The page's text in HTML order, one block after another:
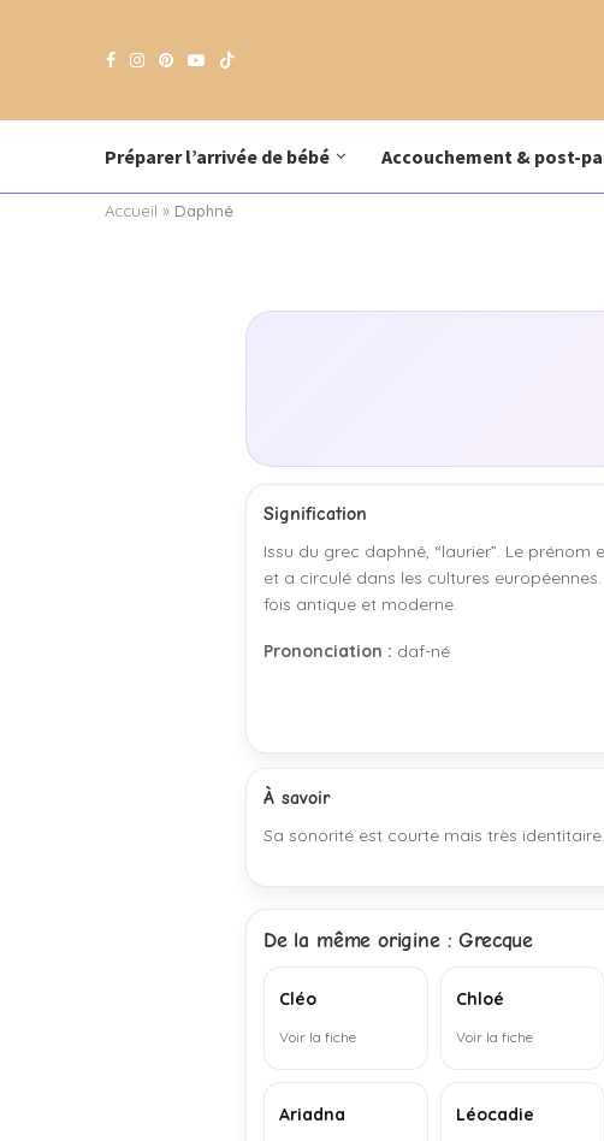
Préparer l’arrivée de bébé Accouchement & post-
Accueil » Daphné
Signification
Issu du grec daphnê, “laurier”. Le
et a circulé dans les cultures
fois antique et moderne.
Prononciation : daf-né
À savoir
Sa sonorité est courte mais très
De la même origine : Grecque
Cléo
Voir la fiche
Chloé
Voir la fiche
Ariadna Léocadie